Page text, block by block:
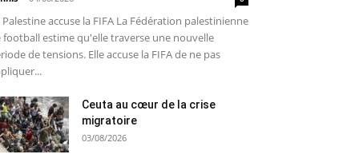
Palestine accuse la FIFA La Fédération palestinienne
football estime qu'elle traverse une nouvelle
de tensions. Elle accuse la FIFA de ne pas
Ceuta au cœur de la crise
migratoire
03/08/2026